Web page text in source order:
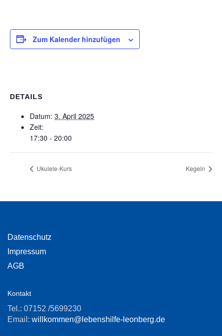
Zum Kalender hinzufügen
DETAILS
Datum: 3. April 2025
Zeit:
17:30 - 20:00
Ukulele-Kurs Kegeln
Datenschutz
Impressum
AGB
Kontakt
Tel.: 07152 /5699230
Email: willkommen@lebenshilfe-leonberg.de